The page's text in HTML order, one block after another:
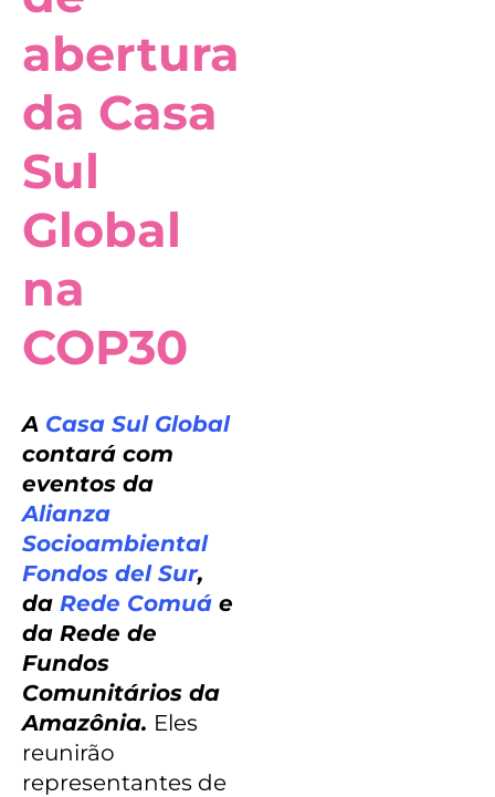
abertura
da Casa
Sul
Global
na
COP30
A Casa Sul Global
contará com
eventos da
Alianza
Socioambiental
Fondos del Sur,
da Rede Comuá e
da Rede de
Fundos
Comunitários da
Amazônia. Eles
reunirão
representantes de